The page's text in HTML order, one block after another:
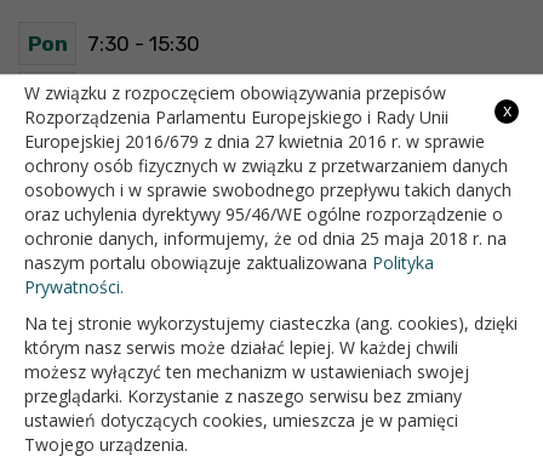
Pon 7:30 - 15:30
Wt 7:30 - 15:30
Śr 7:30 - 15:30
Czw 7:30 - 15:30
Pt 7:30 - 15:30
OFICJALNY SERWIS INTERNETOWY GMINY BIAŁOPOLE
x
W związku z rozpoczęciem obowiązywania przepisów
Rozporządzenia Parlamentu Europejskiego i Rady Unii
Europejskiej 2016/679 z dnia 27 kwietnia 2016 r. w sprawie
ochrony osób fizycznych w związku z przetwarzaniem danych
osobowych i w sprawie swobodnego przepływu takich danych
oraz uchylenia dyrektywy 95/46/WE ogólne rozporządzenie o
ochronie danych, informujemy, że od dnia 25 maja 2018 r. na
naszym portalu obowiązuje zaktualizowana Polityka
Prywatności.
Na tej stronie wykorzystujemy ciasteczka (ang. cookies), dzięki
którym nasz serwis może działać lepiej. W każdej chwili
możesz wyłączyć ten mechanizm w ustawieniach swojej
przeglądarki. Korzystanie z naszego serwisu bez zmiany
ustawień dotyczących cookies, umieszcza je w pamięci
Twojego urządzenia.